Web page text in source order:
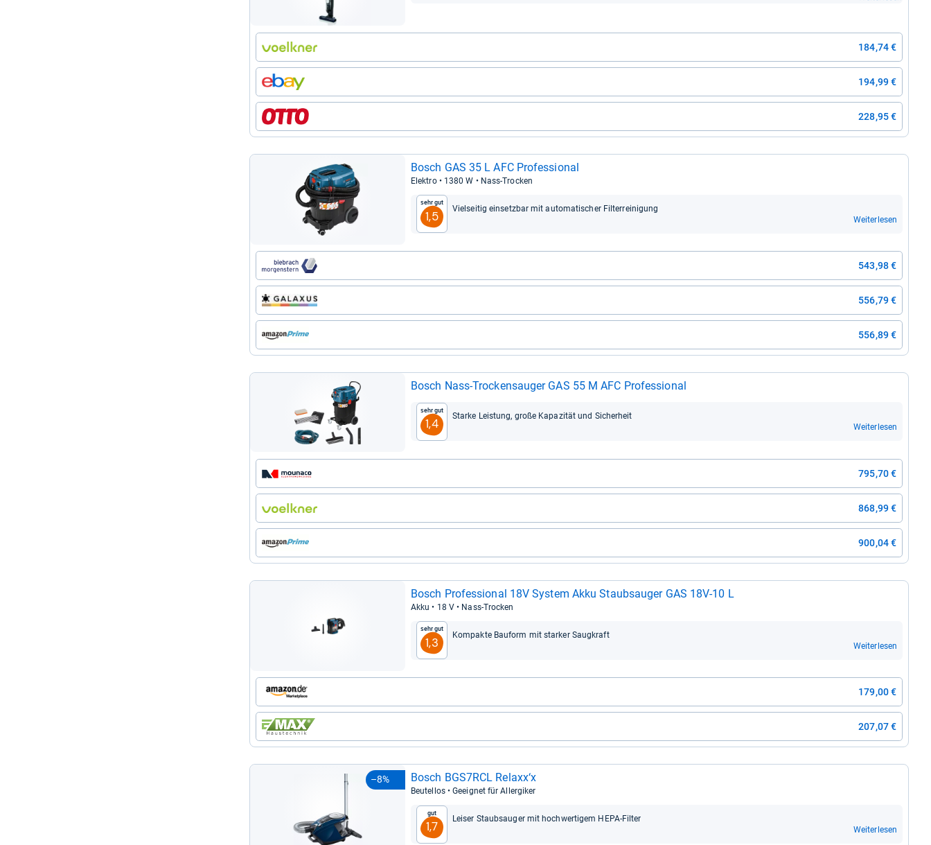
184,74 €
194,99 €
228,95 €
Bosch GAS 35 L AFC Pro­fes­sio­nal
Elek­tro • 1380 W • Nass-​Tro­cken
Sehr gut
1,5
Viel­sei­tig ein­setz­bar mit auto­ma­ti­scher Fil­ter­rei­ni­gung
Weiterlesen
543,98 €
556,79 €
556,89 €
Bosch Nass-​Tro­ckensau­ger GAS 55 M AFC Pro­fes­sio­nal
Sehr gut
1,4
Starke Leis­tung, große Kapa­zi­tät und Sicher­heit
Weiterlesen
795,70 €
868,99 €
900,04 €
Bosch Pro­fes­sio­nal 18V Sys­tem Akku Staub­sau­ger GAS 18V-​10 L
Akku • 18 V • Nass-​Tro­cken
Sehr gut
1,3
Kom­pakte Bau­form mit star­ker Saug­kraft
Weiterlesen
179,00 €
207,07 €
–8% Bosch BGS7RCL Relaxx‘x
Beu­tel­los • Geeig­net für All­er­gi­ker
Gut
1,7
Lei­ser Staub­sau­ger mit hoch­wer­ti­gem HEPA-​Fil­ter
Weiterlesen